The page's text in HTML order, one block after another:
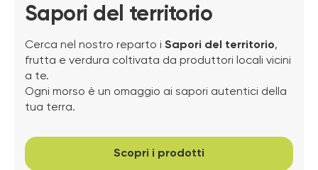
Sapori del territorio
Cerca nel nostro reparto i Sapori del territorio,
frutta e verdura coltivata da produttori locali vicini
a te.
Ogni morso è un omaggio ai sapori autentici della
tua terra.
Scopri i prodotti